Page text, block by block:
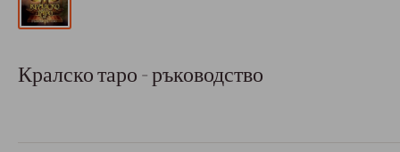
Кралско таро - ръководство